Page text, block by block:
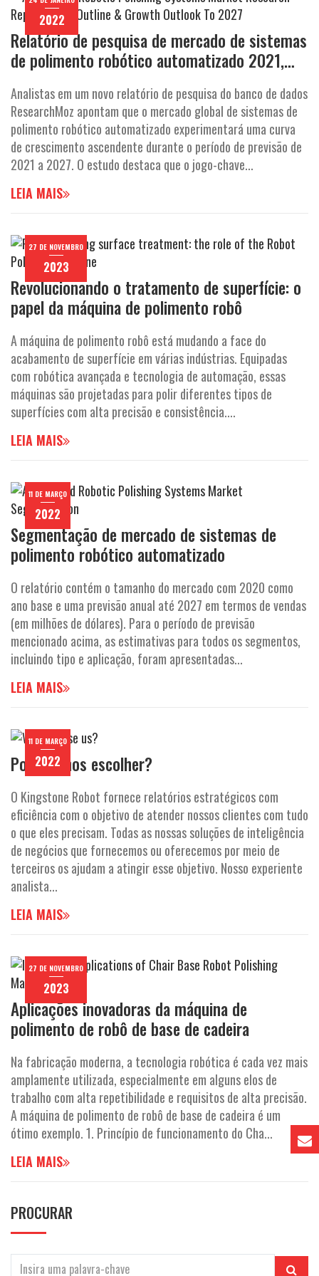
ã
Relatório de pesquisa de mercado de sistemas
de polimento robótico automatizado 2021,
2027
2022
Analistas em um novo relatório de pesquisa do banco de dados
ResearchMoz apontam que o mercado global de sistemas de
polimento robótico automatizado experimentará uma curva
de crescimento ascendente durante o período de previsão de
2021 a 2027. O estudo destaca que o jogo-chave...
LEIA MAIS
Revolucionando o tratamento de superfície: o
papel da máquina de polimento robô
27 DE NOVEMBRO
2023
A máquina de polimento robô está mudando a face do
acabamento de superfície em várias indústrias. Equipadas
com robótica avançada e tecnologia de automação, essas
máquinas são projetadas para polir diferentes tipos de
superfícies com alta precisão e consistência....
LEIA MAIS
Segmentação de mercado de sistemas de
polimento robótico automatizado
11 DE MARÇO
2022
O relatório contém o tamanho do mercado com 2020 como
ano base e uma previsão anual até 2027 em termos de vendas
(em milhões de dólares). Para o período de previsão
mencionado acima, as estimativas para todos os segmentos,
incluindo tipo e aplicação, foram apresentadas...
LEIA MAIS
Por que nos escolher?
11 DE MARÇO
2022
O Kingstone Robot fornece relatórios estratégicos com
eficiência com o objetivo de atender nossos clientes com tudo
o que eles precisam. Todas as nossas soluções de inteligência
de negócios que fornecemos ou oferecemos por meio de
terceiros os ajudam a atingir esse objetivo. Nosso experiente
analista...
LEIA MAIS
Aplicações inovadoras da máquina de
polimento de robô de base de cadeira
27 DE NOVEMBRO
2023
Na fabricação moderna, a tecnologia robótica é cada vez mais
amplamente utilizada, especialmente em alguns elos de
trabalho com alta repetibilidade e requisitos de alta precisão.
A máquina de polimento de robô de base de cadeira é um
ótimo exemplo. 1. Princípio de funcionamento do Cha...
LEIA MAIS
PROCURAR